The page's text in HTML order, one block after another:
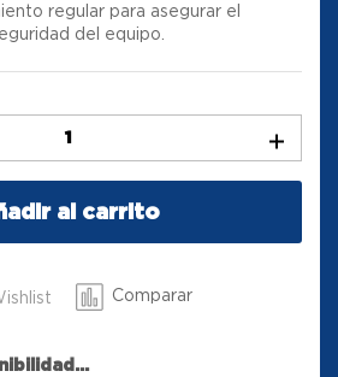
regular para asegurar el
del equipo.
al carrito
Comparar